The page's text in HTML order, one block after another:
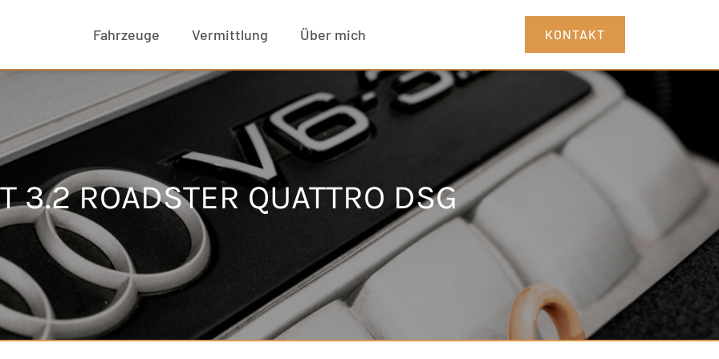
Fahrzeuge Vermittlung Über mich KONTAKT
3.2 ROADSTER QUATTRO DSG